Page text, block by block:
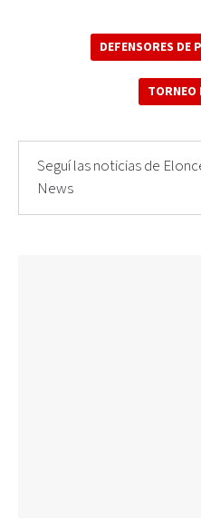
DEFENSORES DE
TORNEO
Seguí las noticias de
News